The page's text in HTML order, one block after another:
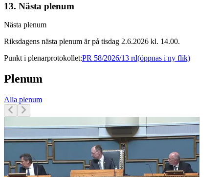
13. Nästa plenum
Nästa plenum
Riksdagens nästa plenum är på tisdag 2.6.2026 kl. 14.00.
Punkt i plenarprotokollet:PR 58/2026/13 rd(öppnas i ny flik)
Plenum
Alla plenum